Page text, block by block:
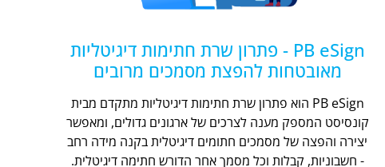
PB eSign - פתרון שרת חתימות דיגיטליות
מאובטחות להפצת מסמכים מרובים
PB eSign הוא פתרון שרת חתימות דיגיטליות מתקדם מבית
קונסיסט המספק מענה לצרכים של ארגונים גדולים, ומאפשר
יצירה והפצה של מסמכים חתומים דיגיטלית בקנה מידה רחב
- חשבוניות, קבלות וכל מסמך אחר הדורש חתימה דיגיטלית.